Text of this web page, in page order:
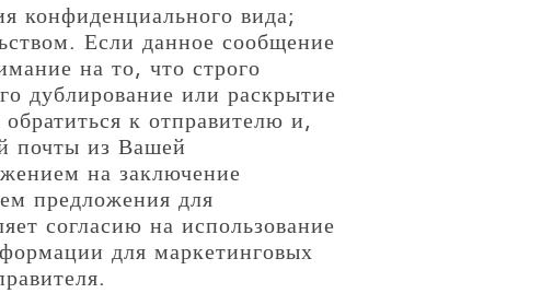
конфиденциального вида;
Если данное сообщение
на то, что строго
дублирование или раскрытие
к отправителю и,
почты из Вашей
на заключение
предложения для
согласию на использование
для маркетинговых